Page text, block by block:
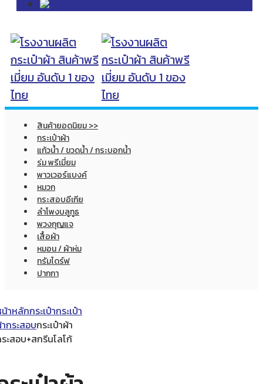
สินค้ายอดนิยม >>
กระเป๋าผ้า
แก้วน้ำ / ขวดน้ำ / กระบอกน้ำ
ร่ม พรีเมี่ยม
พาวเวอร์แบงค์
หมวก
กระสอบอีเกีย
ลำโพงบลูทูธ
พวงกุญแจ
เสื้อผ้า
หมอน / ผ้าห่ม
ทรัมไดร์ฟ
ปากกา
าหลักกระเป๋ากระเป๋า
กระสอบกระเป๋าผ้า
ะสอบ+สกรีนโลโก้